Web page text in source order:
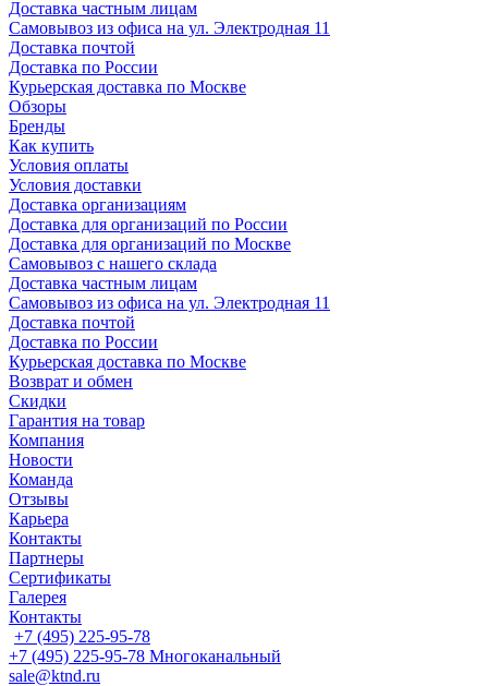
Доставка частным лицам
Самовывоз из офиса на ул. Электродная 11
Доставка почтой
Доставка по России
Курьерская доставка по Москве
Обзоры
Бренды
Как купить
Условия оплаты
Условия доставки
Доставка организациям
Доставка для организаций по России
Доставка для организаций по Москве
Самовывоз с нашего склада
Доставка частным лицам
Самовывоз из офиса на ул. Электродная 11
Доставка почтой
Доставка по России
Курьерская доставка по Москве
Возврат и обмен
Скидки
Гарантия на товар
Компания
Новости
Команда
Отзывы
Карьера
Контакты
Партнеры
Сертификаты
Галерея
Контакты
+7 (495) 225-95-78
+7 (495) 225-95-78 Многоканальный
sale@ktnd.ru